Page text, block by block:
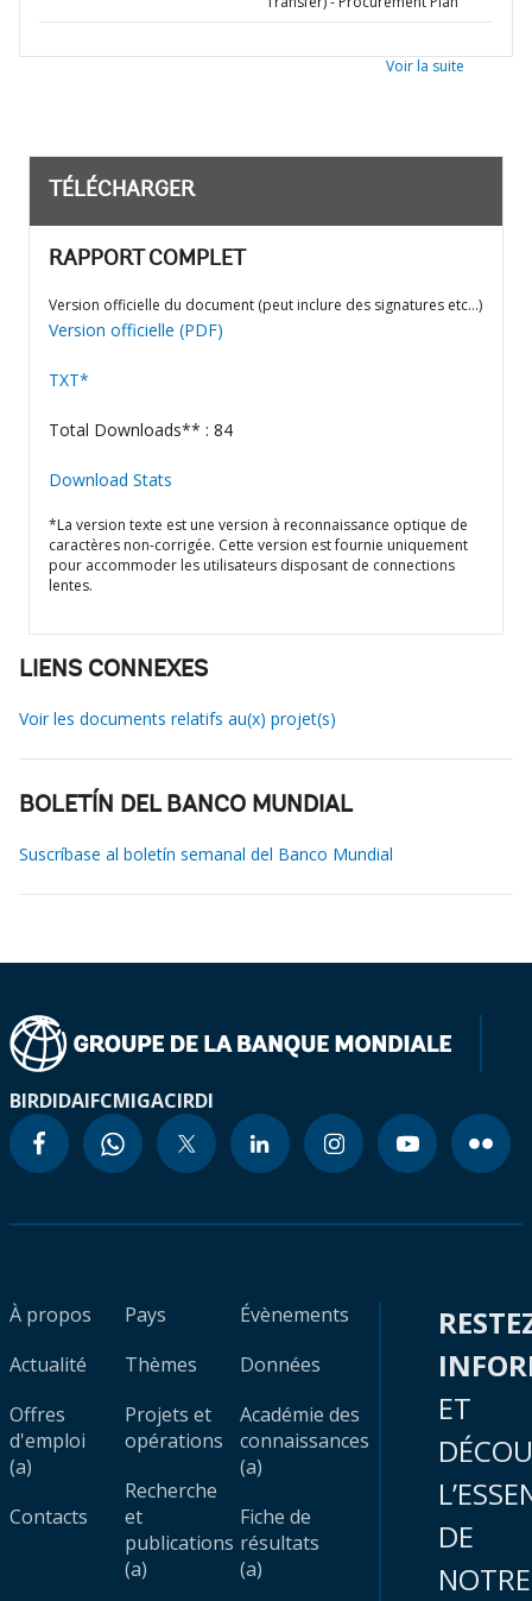
Voir la suite
TÉLÉCHARGER
RAPPORT COMPLET
Version officielle du document (peut inclure des signatures etc…)
Version officielle (PDF)
TXT*
Total Downloads** : 84
Download Stats
*La version texte est une version à reconnaissance optique de
caractères non-corrigée. Cette version est fournie uniquement
pour accommoder les utilisateurs disposant de connections
lentes.
LIENS CONNEXES
Voir les documents relatifs au(x) projet(s)
BOLETÍN DEL BANCO MUNDIAL
Suscríbase al boletín semanal del Banco Mundial
BIRDIDAIFCMIGACIRDI
À propos
Actualité
Offres
d'emploi
(a)
Contacts
Pays
Thèmes
Projets et
opérations
Recherche
et
publications
(a)
Évènements
Données
Académie des
connaissances
(a)
Fiche de
résultats
(a)
ET
DE
NOTRE